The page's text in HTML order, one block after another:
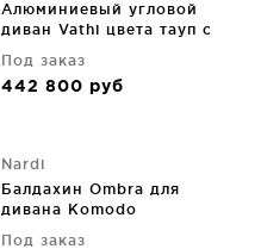
Алюминиевый угловой
диван Vathi цвета тауп с
CM
Под заказ
442 800 руб
Nardi
Балдахин Ombra для
дивана Komodo
Под заказ